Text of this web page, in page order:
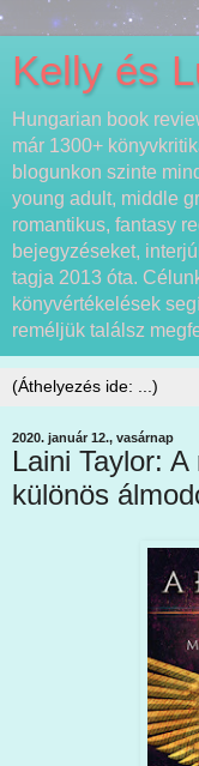
Kelly és
Hungarian book
már 1300+
blogunkon szinte
young adult, middle
romantikus, fantasy
bejegyzéseket,
tagja 2013 óta.
könyvértékelések
reméljük találsz
2020. január 12., vasárnap
Laini Taylor:
különös